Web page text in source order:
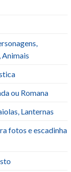
Animais
ou Romana
Lanternas
fotos e escadinha